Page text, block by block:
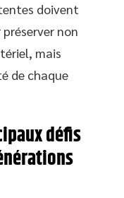
doivent
non
mais
de chaque
défis